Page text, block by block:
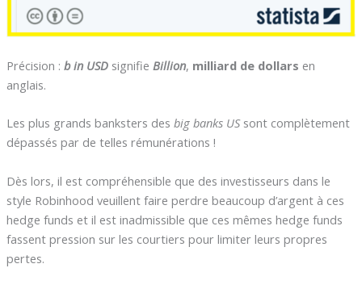
Précision : b in USDsignifie Billion, milliard de dollars en
anglais.
Les plus grands banksters des big banks USsont complètement
dépassés par de telles rémunérations !
Dès lors, il est compréhensible que des investisseurs dans le
style Robinhood veuillent faire perdre beaucoup d’argent à ces
hedge funds et il est inadmissible que ces mêmes hedge funds
fassent pression sur les courtiers pour limiter leurs propres
pertes.